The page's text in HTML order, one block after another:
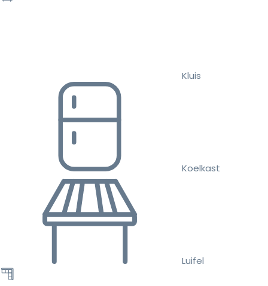
Kluis
Koelkast
Luifel